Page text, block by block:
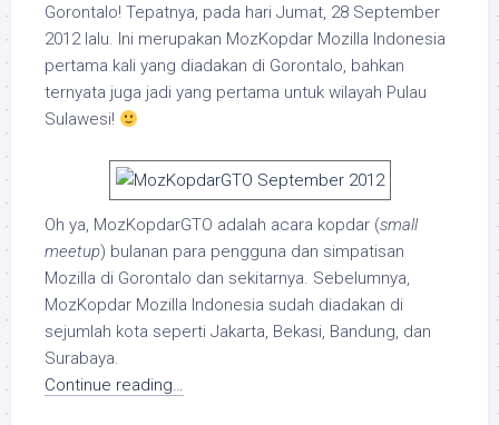
Gorontalo! Tepatnya, pada hari Jumat, 28 September
2012 lalu. Ini merupakan MozKopdar Mozilla Indonesia
pertama kali yang diadakan di Gorontalo, bahkan
ternyata juga jadi yang pertama untuk wilayah Pulau
Sulawesi!
Oh ya, MozKopdarGTO adalah acara kopdar (small
meetup) bulanan para pengguna dan simpatisan
Mozilla di Gorontalo dan sekitarnya. Sebelumnya,
MozKopdar Mozilla Indonesia sudah diadakan di
sejumlah kota seperti Jakarta, Bekasi, Bandung, dan
Surabaya.
Continue reading…